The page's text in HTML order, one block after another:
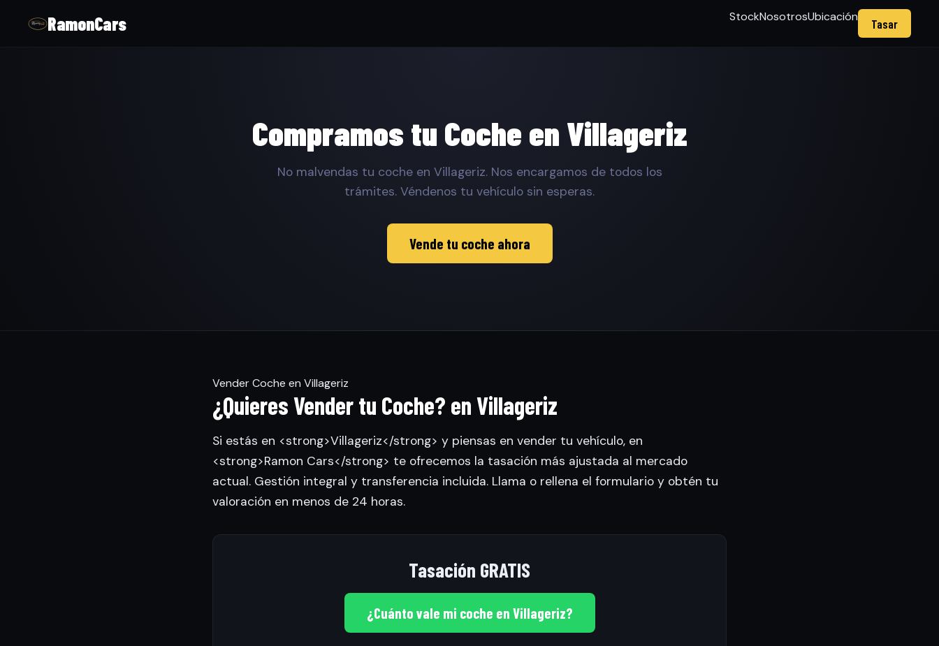
RamonCars StockNosotrosUbicación Tasar
Compramos tu Coche en Villageriz
No malvendas tu coche en Villageriz. Nos encargamos de todos los
trámites. Véndenos tu vehículo sin esperas.
Vende tu coche ahora
Vender Coche en Villageriz
¿Quieres Vender tu Coche? en Villageriz
Si estás en <strong>Villageriz</strong> y piensas en vender tu vehículo, en
<strong>Ramon Cars</strong> te ofrecemos la tasación más ajustada al mercado
actual. Gestión integral y transferencia incluida. Llama o rellena el formulario y obtén tu
valoración en menos de 24 horas.
Tasación GRATIS
¿Cuánto vale mi coche en Villageriz?